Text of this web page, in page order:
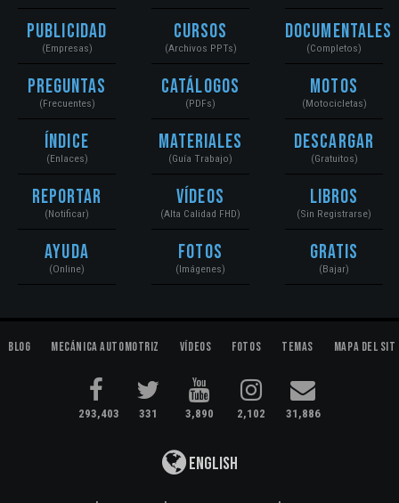
Publicidad
(Empresas)
Preguntas
(Frecuentes)
Índice
(Enlaces)
Reportar
(Notificar)
Ayuda
(Online)
Cursos
(Archivos PPTs)
Catálogos
(PDFs)
Materiales
(Guía Trabajo)
Vídeos
(Alta Calidad FHD)
Fotos
(Imágenes)
Documentales
(Completos)
Motos
(Motocicletas)
Descargar
(Gratuitos)
Libros
(Sin Registrarse)
Gratis
(Bajar)
Blog Mecánica Automotriz Vídeos Fotos Temas Mapa del
293,403 331 3,890 2,102 31,886
English